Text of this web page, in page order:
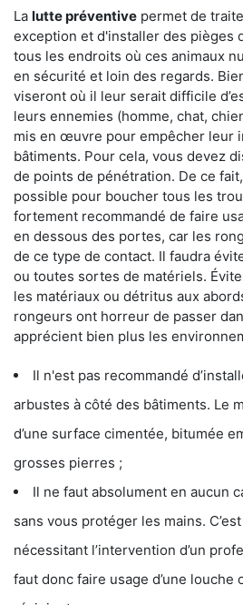
La lutte préventive permet de
exception et d'installer des pièges
tous les endroits où ces animaux
en sécurité et loin des regards.
viseront où il leur serait difficile
leurs ennemies (homme, chat,
mis en œuvre pour empêcher leur
bâtiments. Pour cela, vous devez
de points de pénétration. De ce
possible pour boucher tous les
fortement recommandé de faire
en dessous des portes, car les
de ce type de contact. Il faudra
ou toutes sortes de matériels.
les matériaux ou détritus aux
rongeurs ont horreur de passer
apprécient bien plus les
Il n'est pas recommandé
arbustes à côté des bâtiments. Le
d’une surface cimentée, bitumée
grosses pierres ;
Il ne faut absolument en aucun
sans vous protéger les mains.
nécessitant l’intervention d’un
faut donc faire usage d’une louche